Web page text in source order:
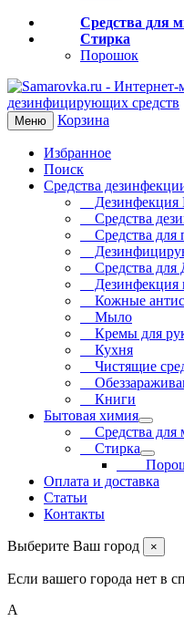
Средства для
Стирка
Порошок
Меню Корзина
Избранное
Поиск
Средства
Дезинфекция
Средства
Средства для
Средства для
Дезинфекция
Кожные
Мыло
Кремы для
Кухня
Чистящие
Книги
Бытовая химия
Средства для
Стирка
Оплата и доставка
Статьи
Контакты
Выберите Ваш город ×
Если вашего города нет в
А